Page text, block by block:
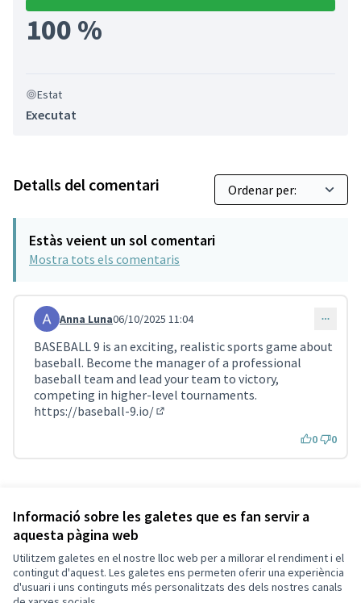
Informació sobre les galetes que es fan servir a
aquesta pàgina web
Utilitzem galetes en el nostre lloc web per a millorar el rendiment i el
contingut d'aquest. Les galetes ens permeten oferir una experiència
d'usuari i uns continguts més personalitzats des dels nostres canals
100 %
Estat
Executat
Detalls del comentari
Estàs veient un sol comentari
Mostra tots els comentaris
Comentari 4319
Anna Luna06/10/2025 11:04
BASEBALL 9 is an exciting, realistic sports game about
baseball. Become the manager of a professional
baseball team and lead your team to victory,
competing in higher-level tournaments.
https://baseball-9.io/
0 0
Versió 1(de 1) veure altres versions
Termes i condicions d'ús
Configuració de les galetes
Decidim Sant Cugat a X
Decidim Sant Cugat a Facebook
Decidim Sant Cugat a Instagram
Decidim Sant Cugat a GitHub